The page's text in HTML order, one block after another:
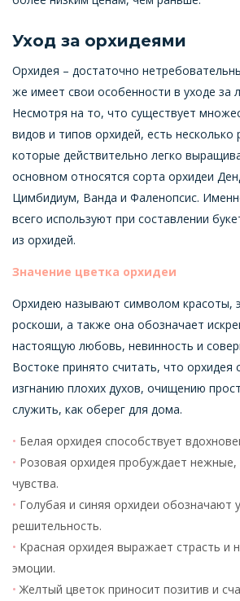
Уход за орхидеями
Орхидея – достаточно
же имеет свои особенности в уходе за
Несмотря на то, что существует
видов и типов орхидей, есть несколько
которые действительно легко
основном относятся сорта орхидеи
Цимбидиум, Ванда и Фаленопсис.
всего используют при составлении
из орхидей.
Значение цветка орхидеи
Орхидею называют символом красоты,
роскоши, а также она обозначает
настоящую любовь, невинность и
Востоке принято считать, что орхидея
изгнанию плохих духов, очищению
служить, как оберег для дома.
Белая орхидея способствует
Розовая орхидея пробуждает нежные,
чувства.
Голубая и синяя орхидеи обозначают
решительность.
Красная орхидея выражает страсть и
эмоции.
Желтый цветок приносит позитив и